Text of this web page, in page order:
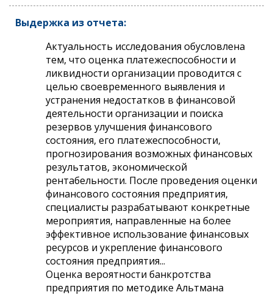
Выдержка из отчета:
Актуальность исследования обусловлена
тем, что оценка платежеспособности и
ликвидности организации проводится с
целью своевременного выявления и
устранения недостатков в финансовой
деятельности организации и поиска
резервов улучшения финансового
состояния, его платежеспособности,
прогнозирования возможных финансовых
результатов, экономической
рентабельности. После проведения оценки
финансового состояния предприятия,
специалисты разрабатывают конкретные
мероприятия, направленные на более
эффективное использование финансовых
ресурсов и укрепление финансового
состояния предприятия...
Оценка вероятности банкротства
предприятия по методике Альтмана